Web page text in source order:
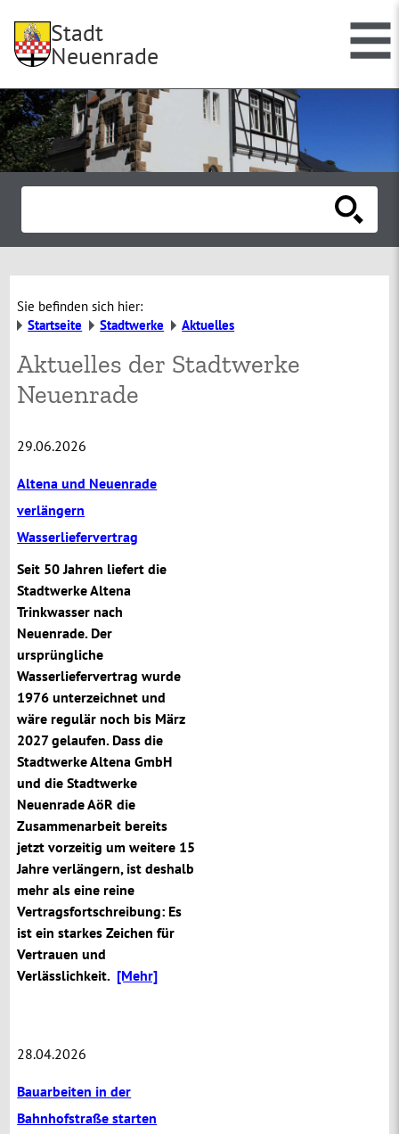
Stadt
Neuenrade
Sie befinden sich hier:
Startseite
Stadtwerke Aktuelles
Aktuelles der Stadtwerke
Neuenrade
29.06.2026
Altena und Neuenrade
verlängern
Wasserliefervertrag
Seit 50 Jahren liefert die
Stadtwerke Altena
Trinkwasser nach
Neuenrade. Der
ursprüngliche
Wasserliefervertrag wurde
1976 unterzeichnet und
wäre regulär noch bis März
2027 gelaufen. Dass die
Stadtwerke Altena GmbH
und die Stadtwerke
Neuenrade AöR die
Zusammenarbeit bereits
jetzt vorzeitig um weitere 15
Jahre verlängern, ist deshalb
mehr als eine reine
Vertragsfortschreibung: Es
ist ein starkes Zeichen für
Vertrauen und
Verlässlichkeit. [Mehr]
28.04.2026
Bauarbeiten in der
Bahnhofstraße starten